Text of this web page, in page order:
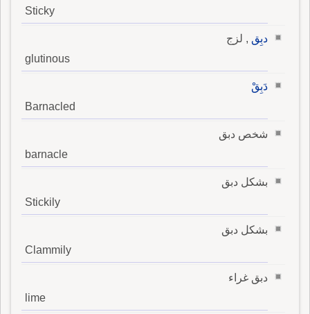
Sticky
دبِق , لزج
glutinous
دَبِقْ
Barnacled
شخص دبق
barnacle
بشكل دبق
Stickily
بشكل دبق
Clammily
دبق غراء
lime